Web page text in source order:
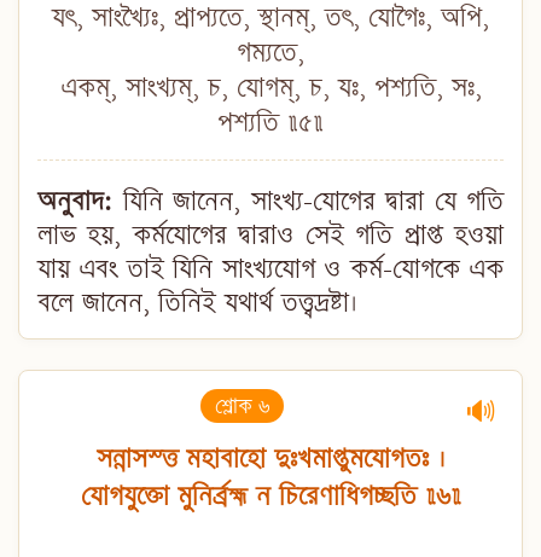
যৎ, সাংখ্যৈঃ, প্রাপ্যতে, স্থানম্, তৎ, যোগৈঃ, অপি,
গম্যতে,
একম্, সাংখ্যম্, চ, যোগম্, চ, যঃ, পশ্যতি, সঃ,
পশ্যতি ॥৫॥
অনুবাদ: যিনি জানেন, সাংখ্য-যোগের দ্বারা যে গতি
লাভ হয়, কর্মযোগের দ্বারাও সেই গতি প্রাপ্ত হওয়া
যায় এবং তাই যিনি সাংখ্যযোগ ও কর্ম-যোগকে এক
বলে জানেন, তিনিই যথার্থ তত্ত্বদ্রষ্টা।
শ্লোক ৬ 🔊
সন্নাসস্ত্ত মহাবাহো দুঃখমাপ্তুমযোগতঃ ।
যোগযুক্তো মুনির্ব্রহ্ম ন চিরেণাধিগচ্ছতি ॥৬॥